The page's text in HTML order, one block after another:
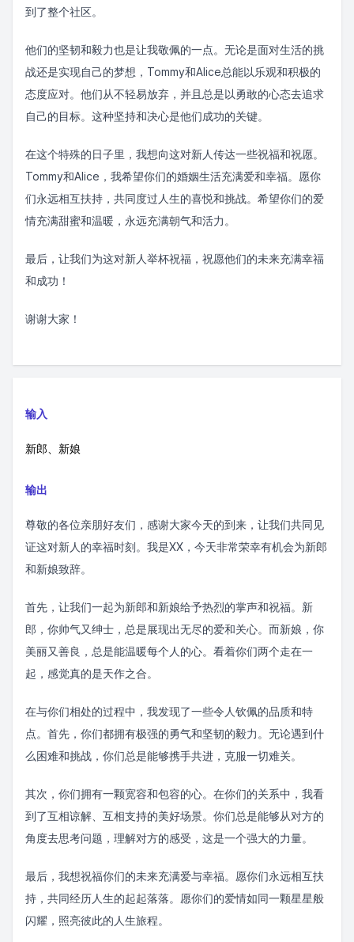
到了整个社区。
他们的坚韧和毅力也是让我敬佩的一点。无论是面对生活的挑
战还是实现自己的梦想，Tommy和Alice总能以乐观和积极的
态度应对。他们从不轻易放弃，并且总是以勇敢的心态去追求
自己的目标。这种坚持和决心是他们成功的关键。
在这个特殊的日子里，我想向这对新人传达一些祝福和祝愿。
Tommy和Alice，我希望你们的婚姻生活充满爱和幸福。愿你
们永远相互扶持，共同度过人生的喜悦和挑战。希望你们的爱
情充满甜蜜和温暖，永远充满朝气和活力。
最后，让我们为这对新人举杯祝福，祝愿他们的未来充满幸福
和成功！
谢谢大家！
输入
新郎、新娘
输出
尊敬的各位亲朋好友们，感谢大家今天的到来，让我们共同见
证这对新人的幸福时刻。我是XX，今天非常荣幸有机会为新郎
和新娘致辞。
首先，让我们一起为新郎和新娘给予热烈的掌声和祝福。新
郎，你帅气又绅士，总是展现出无尽的爱和关心。而新娘，你
美丽又善良，总是能温暖每个人的心。看着你们两个走在一
起，感觉真的是天作之合。
在与你们相处的过程中，我发现了一些令人钦佩的品质和特
点。首先，你们都拥有极强的勇气和坚韧的毅力。无论遇到什
么困难和挑战，你们总是能够携手共进，克服一切难关。
其次，你们拥有一颗宽容和包容的心。在你们的关系中，我看
到了互相谅解、互相支持的美好场景。你们总是能够从对方的
角度去思考问题，理解对方的感受，这是一个强大的力量。
最后，我想祝福你们的未来充满爱与幸福。愿你们永远相互扶
持，共同经历人生的起起落落。愿你们的爱情如同一颗星星般
闪耀，照亮彼此的人生旅程。